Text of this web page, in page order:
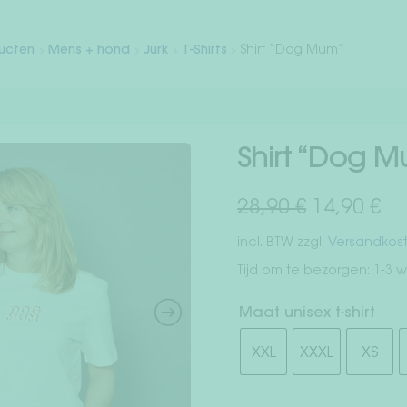
Mens + hond Jurk T-Shirts Shirt “Dog Mum”
Shirt “Dog
28,90€
prijs
was:
28,90 €.
14,90€
is:
incl. BTW zzgl.
Tijd om te bezorgen: 1-3
Maat unisex t-shirt
XXL XXXL XS